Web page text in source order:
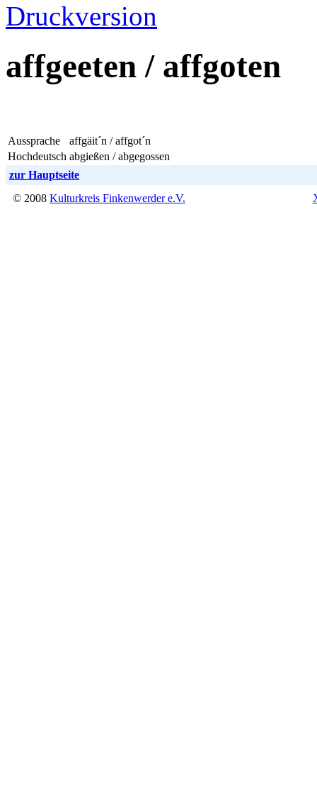
Druckversion
affgeeten / affgoten
Aussprache
affgäit´n / affgot´n
Hochdeutsch abgießen / abgegossen
zur Hauptseite
© 2008 Kulturkreis Finkenwerder e.V.